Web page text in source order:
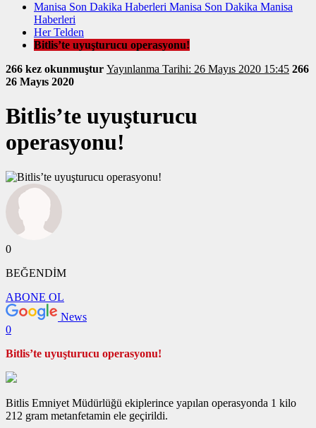
Manisa Son Dakika Haberleri Manisa Son Dakika Manisa
Haberleri
Her Telden
Bitlis’te uyuşturucu operasyonu!
266 kez okunmuştur Yayınlanma Tarihi: 26 Mayıs 2020 15:45 266
26 Mayıs 2020
Bitlis’te uyuşturucu
operasyonu!
0
BEĞENDİM
ABONE OL
News
0
Bitlis’te uyuşturucu operasyonu!
Bitlis Emniyet Müdürlüğü ekiplerince yapılan operasyonda 1 kilo
212 gram metanfetamin ele geçirildi.